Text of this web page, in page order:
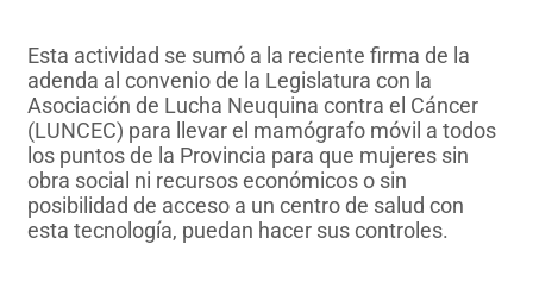
Esta actividad se sumó a la reciente firma de la
adenda al convenio de la Legislatura con la
Asociación de Lucha Neuquina contra el Cáncer
(LUNCEC) para llevar el mamógrafo móvil a todos
los puntos de la Provincia para que mujeres sin
obra social ni recursos económicos o sin
posibilidad de acceso a un centro de salud con
esta tecnología, puedan hacer sus controles.